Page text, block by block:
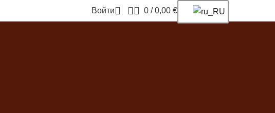
Войти 0 / 0,00 €